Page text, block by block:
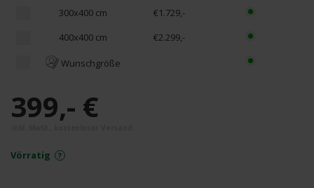
300x400 cm
€1.729,-
400x400 cm
€2.299,-
Wunschgröße
399,- €
Vörratig